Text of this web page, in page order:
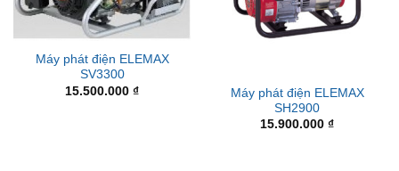
Máy phát điện ELEMAX
SV3300
15.500.000 ₫
Máy phát điện ELEMAX
SH2900
15.900.000 ₫